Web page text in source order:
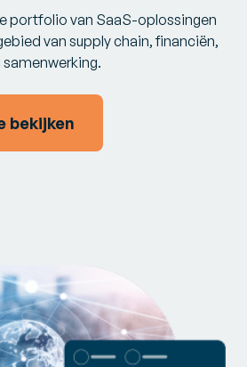
portfolio van SaaS-oplossingen
van supply chain, financiën,
bekijken